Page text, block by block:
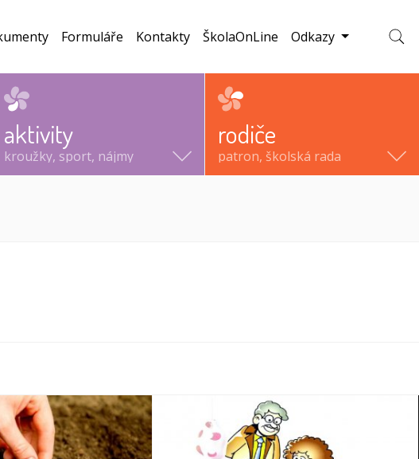
aktivity
kroužky, sport, nájmy
rodiče
patron, školská rada
Formuláře Kontakty ŠkolaOnLine Odkazy